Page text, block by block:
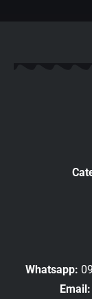
Whatsapp:
Email: